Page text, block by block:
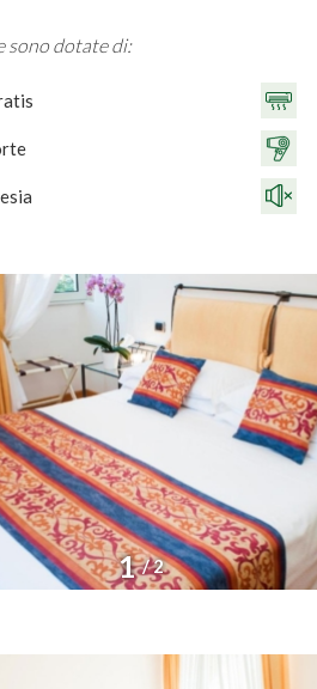
sono dotate di:
1 / 2